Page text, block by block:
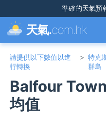
準確的天氣預
天氣.com.hk
請提供以下數值以進
行轉換
> 特克
群島
Balfour
均值